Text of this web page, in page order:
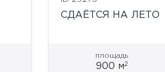
СДАЁТСЯ НА ЛЕТО
площадь
900 м2